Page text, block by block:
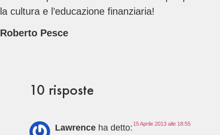
la cultura e l’educazione finanziaria!
Roberto Pesce
10 risposte
Lawrence ha detto: 15 Aprile 2013 alle 18:55